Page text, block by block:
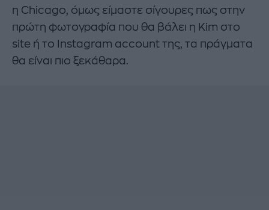
η Chicago, όμως είμαστε σίγουρες πως στην
πρώτη φωτογραφία που θα βάλει η Kim στο
site ή το Instagram account της, τα πράγματα
θα είναι πιο ξεκάθαρα.